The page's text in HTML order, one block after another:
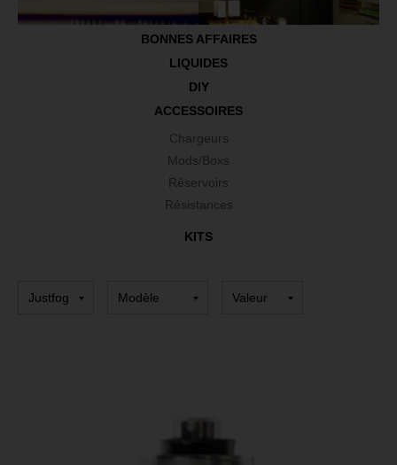
BONNES AFFAIRES
LIQUIDES
DIY
ACCESSOIRES
Chargeurs
Mods/Boxs
Réservoirs
Résistances
KITS